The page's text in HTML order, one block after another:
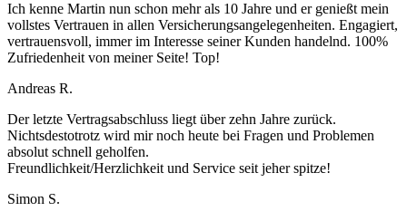
Ich kenne Martin nun schon mehr als 10 Jahre und er genießt mein
vollstes Vertrauen in allen Versicherungsangelegenheiten. Engagiert,
vertrauensvoll, immer im Interesse seiner Kunden handelnd. 100%
Zufriedenheit von meiner Seite! Top!
Andreas R.
Der letzte Vertragsabschluss liegt über zehn Jahre zurück.
Nichtsdestotrotz wird mir noch heute bei Fragen und Problemen
absolut schnell geholfen.
Freundlichkeit/Herzlichkeit und Service seit jeher spitze!
Simon S.